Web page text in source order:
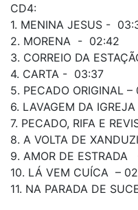
CD4:
1. MENINA JESUS -
2. MORENA - 02:42
3. CORREIO DA
4. CARTA - 03:37
5. PECADO ORIGINAL –
6. LAVAGEM DA
7. PECADO, RIFA E
8. A VOLTA DE
9. AMOR DE ESTRADA
10. LÁ VEM CUÍCA –
11. NA PARADA DE